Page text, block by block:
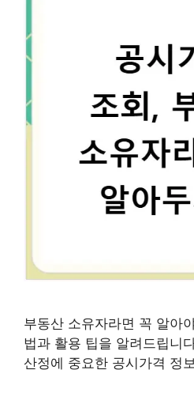
부동산 소유자라면 꼭 알아
법과 활용 팁을 알려드립니
산정에 중요한 공시가격 정